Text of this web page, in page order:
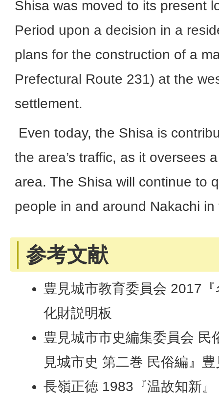
Shisa was moved to its present
Period upon a decision in a
plans for the construction of a
Prefectural Route 231) at the
settlement.
Even today, the Shisa is
the area’s traffic, as it oversees
area. The Shisa will continue to
people in and around Nakachi
参考文献
豊見城市教育委員会 2017
化財説明板
豊見城市市史編集委員会 民
見城市史 第二巻 民俗編』
長嶺正徳 1983『温故知新』